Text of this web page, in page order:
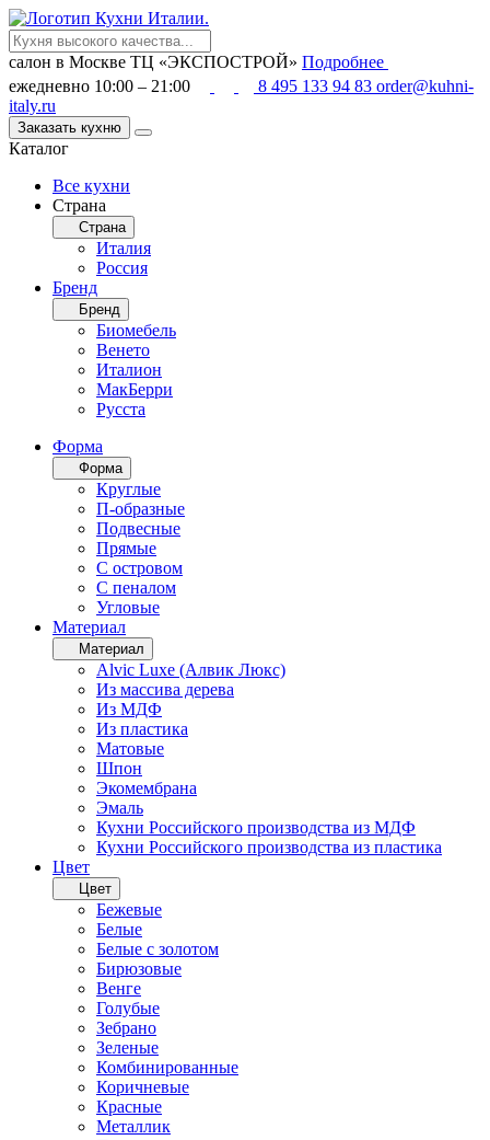
салон в Москве ТЦ «ЭКСПОСТРОЙ» Подробнее
ежедневно 10:00 – 21:00
8 495 133 94 83 order@kuhni-
italy.ru
Заказать кухню
Каталог
Все кухни
Страна
Страна
Италия
Россия
Бренд
Бренд
Биомебель
Венето
Италион
МакБерри
Русста
Форма
Форма
Круглые
П-образные
Подвесные
Прямые
С островом
С пеналом
Угловые
Материал
Материал
Alvic Luxe (Алвик Люкс)
Из массива дерева
Из МДФ
Из пластика
Матовые
Шпон
Экомембрана
Эмаль
Кухни Российского производства из МДФ
Кухни Российского производства из пластика
Цвет
Цвет
Бежевые
Белые
Белые с золотом
Бирюзовые
Венге
Голубые
Зебрано
Зеленые
Комбинированные
Коричневые
Красные
Металлик